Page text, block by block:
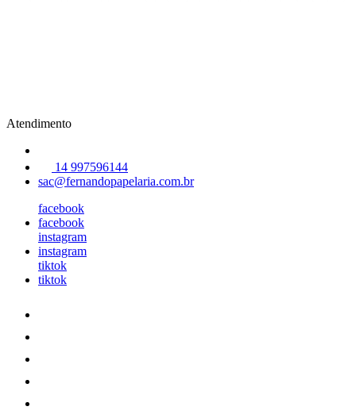
Atendimento
14 997596144
sac@fernandopapelaria.com.br
facebook
facebook
instagram
instagram
tiktok
tiktok